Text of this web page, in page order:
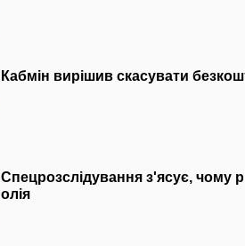
Кабмін вирішив скасувати
Спецрозслідування з'ясує, чому
олія